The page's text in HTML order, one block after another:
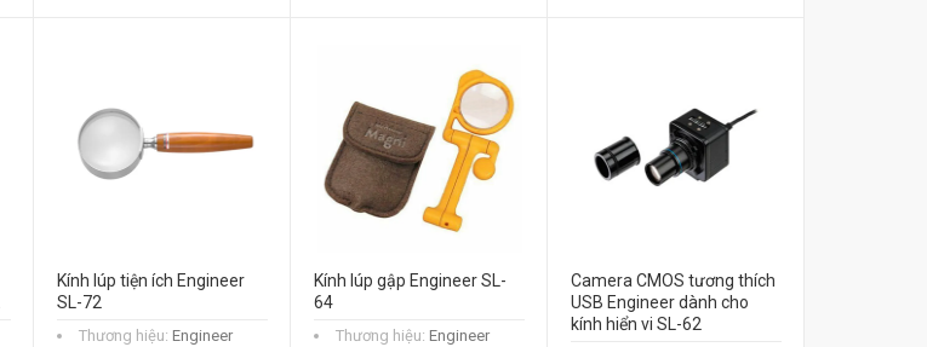
Kính lúp tiện ích Engineer
SL-72
Thương hiệu: Engineer
Kính lúp gập Engineer SL-
64
Thương hiệu: Engineer
Camera CMOS tương thích
USB Engineer dành cho
kính hiển vi SL-62